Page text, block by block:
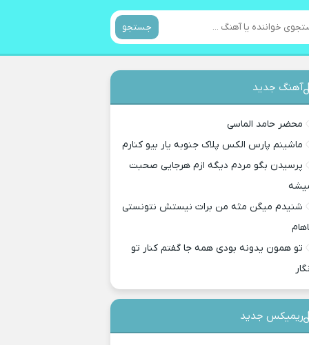
جستجو
آهنگ جدید
محضر حامد الماسی
ماشینم پارس الکس پلاک جنوبه یار بیو کنارم
پرسیدن بگو مردم دیگه ازم هرجایی صحبت
شنیدم میگن مثه من برات نیستش نتونستی
تو همون یدونه بودی همه جا گفتم کنار تو
ریمیکس جدید